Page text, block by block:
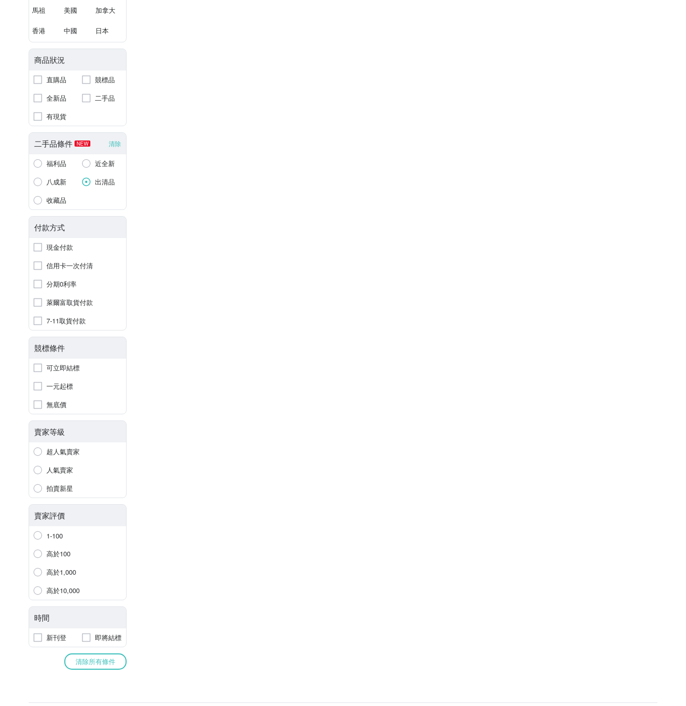
馬祖 美國 加拿大
香港 中國 日本
商品狀況
直購品
競標品
全新品
二手品
有現貨
二手品條件 NEW 清除
福利品
近全新
八成新
出清品
收藏品
付款方式
現金付款
信用卡一次付清
分期0利率
萊爾富取貨付款
7-11取貨付款
競標條件
可立即結標
一元起標
無底價
賣家等級
超人氣賣家
人氣賣家
拍賣新星
賣家評價
1-100
高於100
高於1,000
高於10,000
時間
新刊登 即將結標
清除所有條件